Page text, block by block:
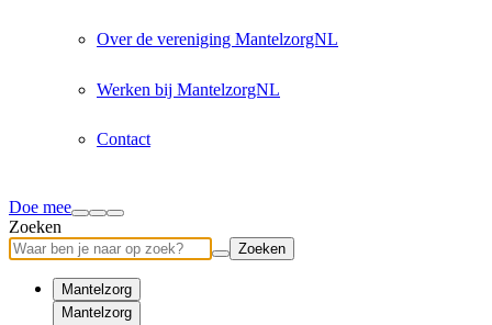
Over de vereniging MantelzorgNL
Werken bij MantelzorgNL
Contact
Doe mee
Zoeken
Zoeken
Mantelzorg
Mantelzorg